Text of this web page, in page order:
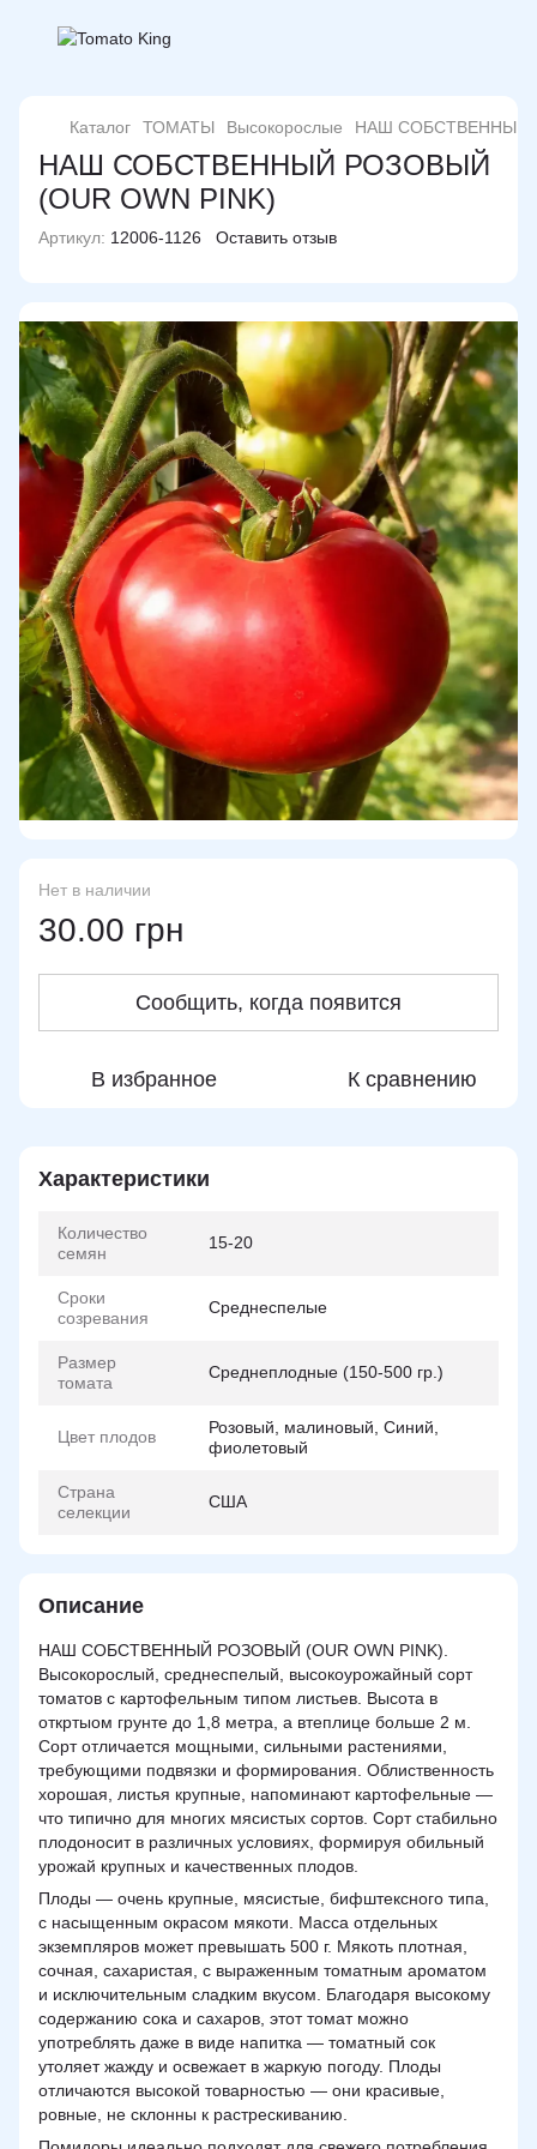
Каталог ТОМАТЫ Высокорослые НАШ СОБСТВЕННЫЙ
НАШ СОБСТВЕННЫЙ РОЗОВЫЙ
(OUR OWN PINK)
Артикул: 12006-1126 Оставить отзыв
Нет в наличии
30.00 грн
Сообщить, когда появится
В избранное К сравнению
Характеристики
Количество
семян
15-20
Сроки
созревания
Среднеспелые
Размер
томата
Среднеплодные (150-500 гр.)
Цвет плодов
Розовый, малиновый, Синий,
фиолетовый
Страна
селекции
США
Описание
НАШ СОБСТВЕННЫЙ РОЗОВЫЙ (OUR OWN PINK).
Высокорослый, среднеспелый, высокоурожайный сорт
томатов с картофельным типом листьев. Высота в
откртыом грунте до 1,8 метра, а втеплице больше 2 м.
Сорт отличается мощными, сильными растениями,
требующими подвязки и формирования. Облиственность
хорошая, листья крупные, напоминают картофельные —
что типично для многих мясистых сортов. Сорт стабильно
плодоносит в различных условиях, формируя обильный
урожай крупных и качественных плодов.
Плоды — очень крупные, мясистые, бифштексного типа,
с насыщенным окрасом мякоти. Масса отдельных
экземпляров может превышать 500 г. Мякоть плотная,
сочная, сахаристая, с выраженным томатным ароматом
и исключительным сладким вкусом. Благодаря высокому
содержанию сока и сахаров, этот томат можно
употреблять даже в виде напитка — томатный сок
утоляет жажду и освежает в жаркую погоду. Плоды
отличаются высокой товарностью — они красивые,
ровные, не склонны к растрескиванию.